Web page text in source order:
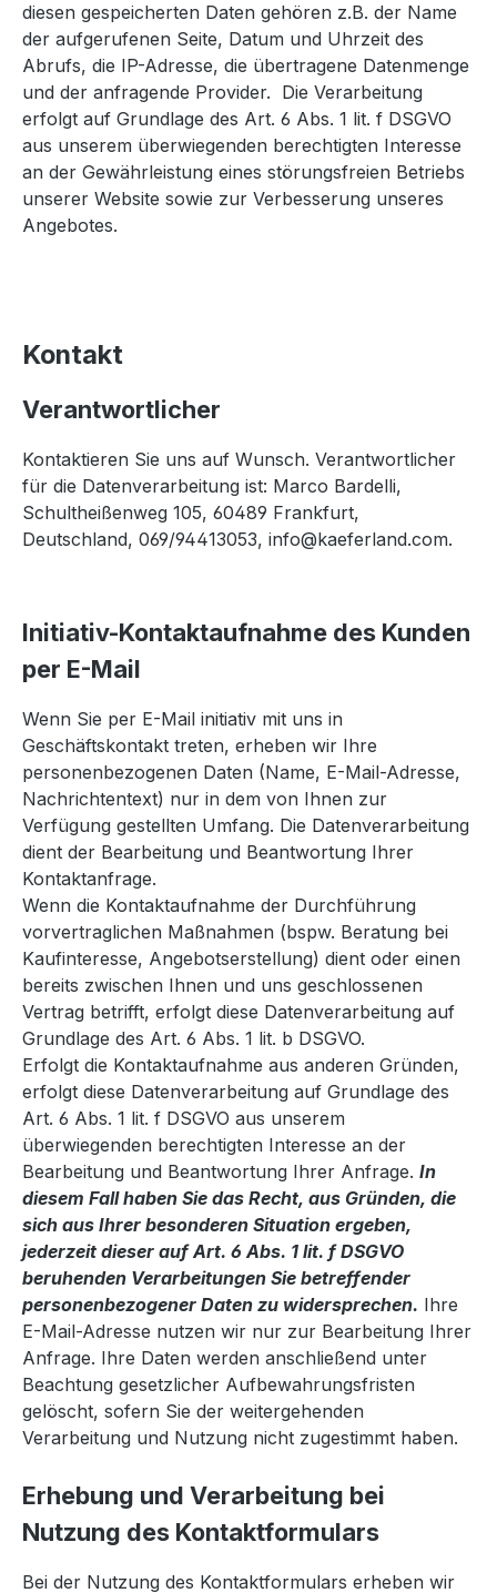
diesen gespeicherten Daten gehören z.B. der Name
der aufgerufenen Seite, Datum und Uhrzeit des
Abrufs, die IP-Adresse, die übertragene Datenmenge
und der anfragende Provider. Die Verarbeitung
erfolgt auf Grundlage des Art. 6 Abs. 1 lit. f DSGVO
aus unserem überwiegenden berechtigten Interesse
an der Gewährleistung eines störungsfreien Betriebs
unserer Website sowie zur Verbesserung unseres
Angebotes.
Kontakt
Verantwortlicher
Kontaktieren Sie uns auf Wunsch. Verantwortlicher
für die Datenverarbeitung ist: Marco Bardelli,
Schultheißenweg 105, 60489 Frankfurt,
Deutschland, 069/94413053, info@kaeferland.com.
Initiativ-Kontaktaufnahme des Kunden
per E-Mail
Wenn Sie per E-Mail initiativ mit uns in
Geschäftskontakt treten, erheben wir Ihre
personenbezogenen Daten (Name, E-Mail-Adresse,
Nachrichtentext) nur in dem von Ihnen zur
Verfügung gestellten Umfang. Die Datenverarbeitung
dient der Bearbeitung und Beantwortung Ihrer
Kontaktanfrage.
Wenn die Kontaktaufnahme der Durchführung
vorvertraglichen Maßnahmen (bspw. Beratung bei
Kaufinteresse, Angebotserstellung) dient oder einen
bereits zwischen Ihnen und uns geschlossenen
Vertrag betrifft, erfolgt diese Datenverarbeitung auf
Grundlage des Art. 6 Abs. 1 lit. b DSGVO.
Erfolgt die Kontaktaufnahme aus anderen Gründen,
erfolgt diese Datenverarbeitung auf Grundlage des
Art. 6 Abs. 1 lit. f DSGVO aus unserem
überwiegenden berechtigten Interesse an der
Bearbeitung und Beantwortung Ihrer Anfrage. In
diesem Fall haben Sie das Recht, aus Gründen, die
sich aus Ihrer besonderen Situation ergeben,
jederzeit dieser auf Art. 6 Abs. 1 lit. f DSGVO
beruhenden Verarbeitungen Sie betreffender
personenbezogener Daten zu widersprechen. Ihre
E-Mail-Adresse nutzen wir nur zur Bearbeitung Ihrer
Anfrage. Ihre Daten werden anschließend unter
Beachtung gesetzlicher Aufbewahrungsfristen
gelöscht, sofern Sie der weitergehenden
Verarbeitung und Nutzung nicht zugestimmt haben.
Erhebung und Verarbeitung bei
Nutzung des Kontaktformulars
Bei der Nutzung des Kontaktformulars erheben wir